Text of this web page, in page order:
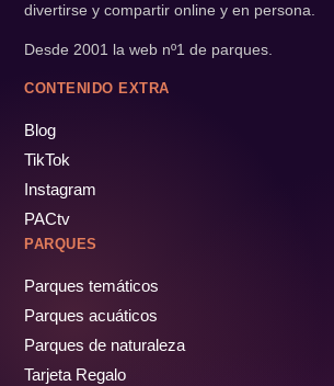
divertirse y compartir online y en persona.
Desde 2001 la web nº1 de parques.
CONTENIDO EXTRA
Blog
TikTok
Instagram
PACtv
PARQUES
Parques temáticos
Parques acuáticos
Parques de naturaleza
Tarjeta Regalo